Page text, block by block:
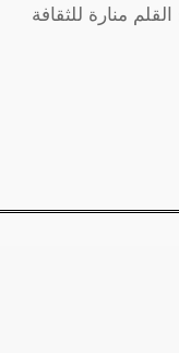
منارة للثقافة